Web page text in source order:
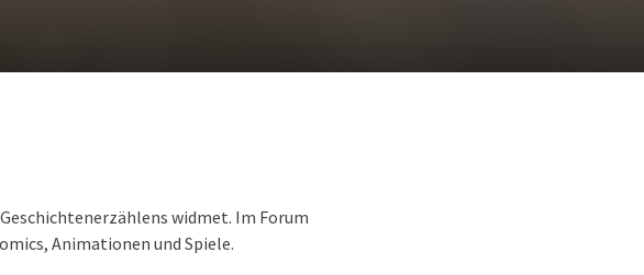
widmet. Im Forum
Animationen und Spiele.